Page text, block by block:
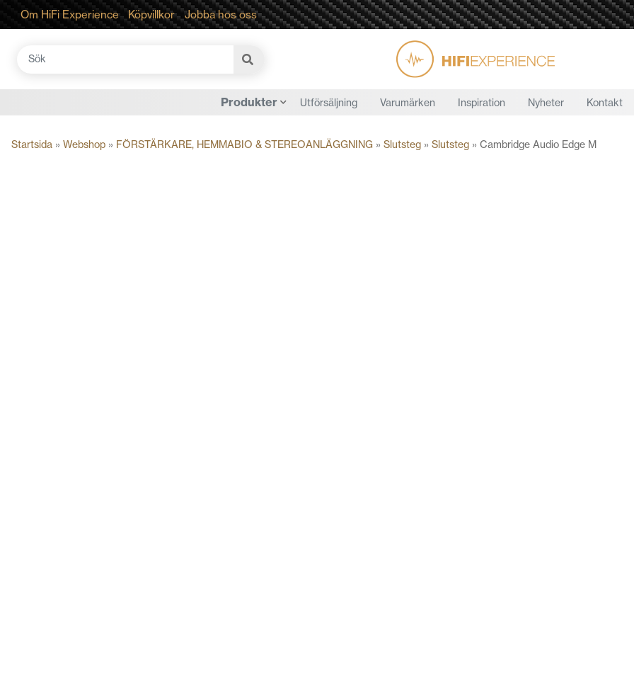
Om HiFi Experience Köpvillkor Jobba hos oss
Sök
Produkter Utförsäljning Varumärken Inspiration Nyheter Kontakt
Startsida » Webshop » FÖRSTÄRKARE, HEMMABIO & STEREOANLÄGGNING » Slutsteg » Slutsteg » Cambridge Audio Edge M